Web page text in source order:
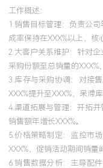
工作概述：
1.销售目标管理：负责公
成率保持在XXX%以上，核
2.大客户关系维护：针对
采购份额至总销量的XXX%
3.库存与采购协调：对接
XXX%提升至XXX%，呆滞
4.渠道拓展与管理：开拓
销售额年增长XXX%。
5.价格策略制定：监控市
XXX%，促销活动期间销量
6.销售数据分析：主导配